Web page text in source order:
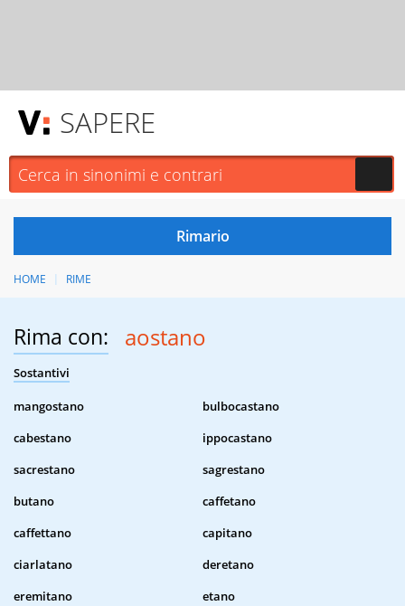
SAPERE
HOME RIME
Rima con: aostano
Sostantivi
mangostano
bulbocastano
cabestano
ippocastano
sacrestano
sagrestano
butano
caffetano
caffettano
capitano
ciarlatano
deretano
eremitano
etano